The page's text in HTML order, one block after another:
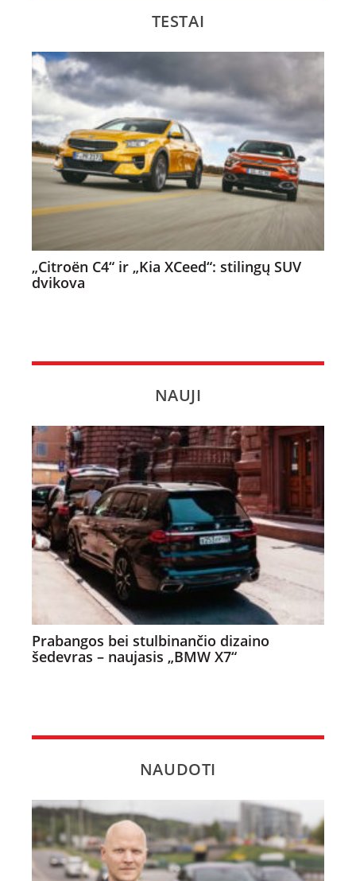
TESTAI
„Citroën C4“ ir „Kia XCeed“: stilingų SUV
dvikova
NAUJI
Prabangos bei stulbinančio dizaino
šedevras – naujasis „BMW X7“
NAUDOTI